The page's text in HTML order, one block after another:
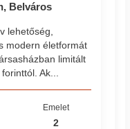
Belváros
lehetőség,
modern életformát
limitált
Ak...
Emelet
2